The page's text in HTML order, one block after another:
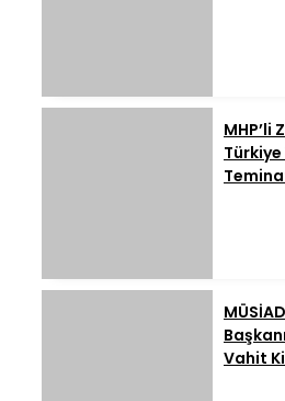
MHP’li
Vahit